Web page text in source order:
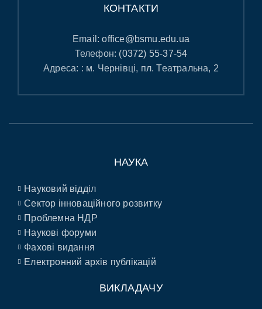
КОНТАКТИ
Email:office@bsmu.edu.ua
Телефон: (0372) 55-37-54
Адреса: : м. Чернівці, пл. Театральна, 2
НАУКА
Науковий відділ
Сектор інноваційного розвитку
Проблемна НДР
Наукові форуми
Фахові видання
Електронний архів публікацій
ВИКЛАДАЧУ